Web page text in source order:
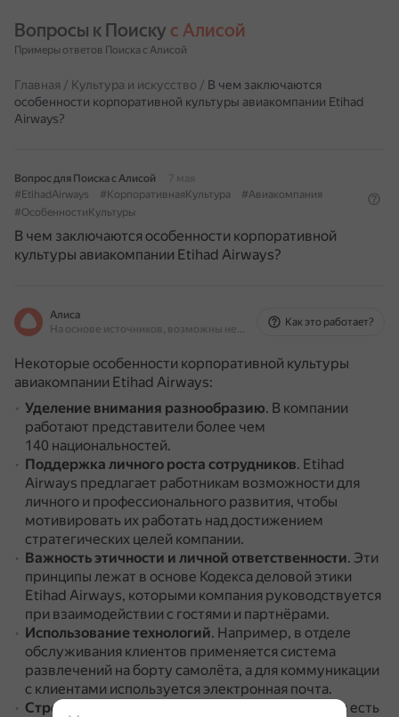
Вопросы к Поиску с Алисой
Примеры ответов Поиска с Алисой
Главная / Культура и искусство / В чем заключаются
особенности корпоративной культуры авиакомпании Etihad
Airways?
Вопрос для Поиска с Алисой
7 мая
#EtihadAirways
#КорпоративнаяКультура
#Авиакомпания
#ОсобенностиКультуры
В чем заключаются особенности корпоративной
культуры авиакомпании Etihad Airways?
Алиса
На основе источников, возможны неточности
Как это работает?
Некоторые особенности корпоративной культуры
авиакомпании Etihad Airways:
Уделение внимания разнообразию. В компании
работают представители более чем
140 национальностей.
Поддержка личного роста сотрудников. Etihad
Airways предлагает работникам возможности для
личного и профессионального развития, чтобы
мотивировать их работать над достижением
стратегических целей компании.
Важность этичности и личной ответственности. Эти
принципы лежат в основе Кодекса деловой этики
Etihad Airways, которыми компания руководствуется
при взаимодействии с гостями и партнёрами.
Использование технологий. Например, в отделе
обслуживания клиентов применяется система
развлечений на борту самолёта, а для коммуникации
с клиентами используется электронная почта.
Стремление к инновациям и риску
В компании есть